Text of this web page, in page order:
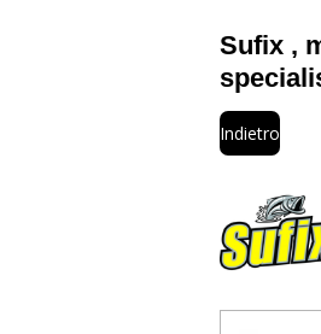
Sufix ,
Indietro